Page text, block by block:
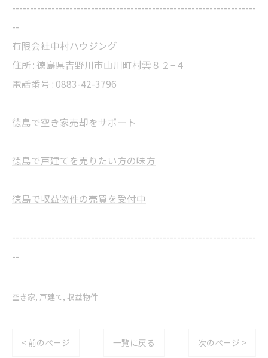
--------------------------------------------------------------------
--
有限会社中村ハウジング
住所 : 徳島県吉野川市山川町村雲８２−４
電話番号 : 0883-42-3796
徳島で空き家売却をサポート
徳島で戸建てを売りたい方の味方
徳島で収益物件の売買を受付中
--------------------------------------------------------------------
--
空き家 戸建て 収益物件
< 前のページ 一覧に戻る 次のページ >